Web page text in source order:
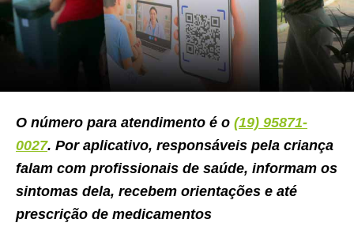
O número para atendimento é o (19) 95871-
0027. Por aplicativo, responsáveis pela criança
falam com profissionais de saúde, informam os
sintomas dela, recebem orientações e até
prescrição de medicamentos